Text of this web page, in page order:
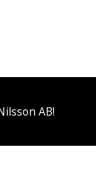
AB!